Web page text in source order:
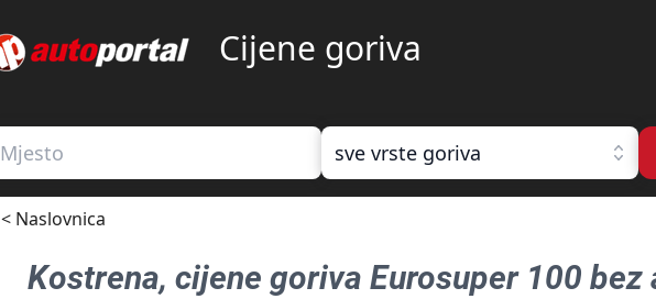
Cijene goriva
sve vrste goriva
< Naslovnica
Kostrena, cijene goriva Eurosuper 100 bez